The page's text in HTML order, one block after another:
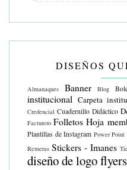
DISEÑOS
Almanaques Banner Blog
institucional Carpeta
Credencial Cuadernillo Didáctico
Facturero Folletos Hoja
Plantillas de Instagram Power Point
Remeras Stickers - Imanes
diseño de logoflyers